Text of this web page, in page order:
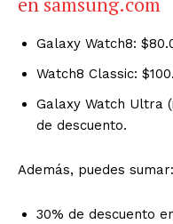
Galaxy Watch8:
Watch8 Classic:
Galaxy Watch Ultra
de descuento.
Además, puedes sumar:
30% de descuento